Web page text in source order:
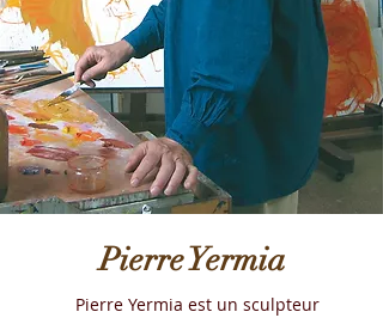
Pierre Yermia
Pierre Yermia est un sculpteur